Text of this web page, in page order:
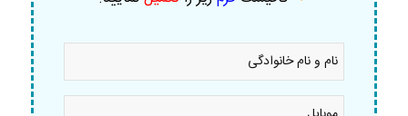
نام
نام
خانوادگی
موبایل